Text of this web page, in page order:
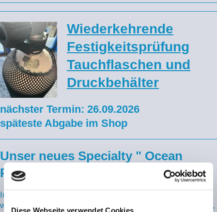
Diese Webseite verwendet Cookies
Wiederkehrende
Festigkeitsprüfung
Tauchflaschen und
Druckbehälter
nächster Termin: 26.09.2026
späteste Abgabe im Shop
Unser neues Specialty " Ocean
Protector"
In unserem neuen, und zur Zeit einzigartigem Specialty,
welches wir exclusiv mit unserem Verband IDDA ausbilden,